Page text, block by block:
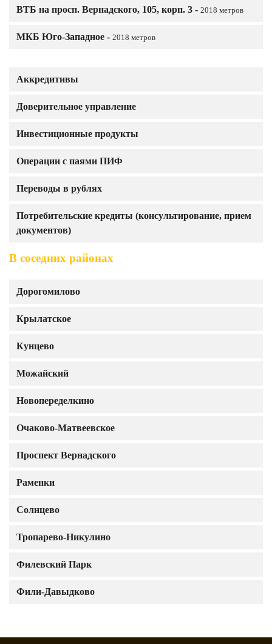
Аккредитивы
Доверительное управление
Инвестиционные продукты
Операции с паями ПИФ
Переводы в рублях
Потребительские кредиты (консультирование, прием
документов)
В соседних районах
Дорогомилово
Крылатское
Кунцево
Можайский
Новопеределкино
Очаково-Матвеевское
Проспект Вернадского
Раменки
Солнцево
Тропарево-Никулино
Филевский Парк
Фили-Давыдково
ВТБ на просп. Вернадского, 105, корп. 3 - 2018 метров
МКБ Юго-Западное - 2018 метров